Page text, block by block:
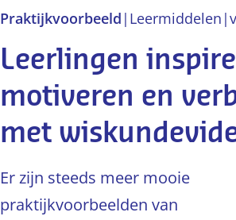
Praktijkvoorbeeld | Leermiddelen |
Leerlingen
motiveren en
met
Er zijn steeds meer mooie
praktijkvoorbeelden van